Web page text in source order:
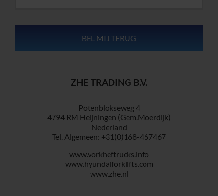
ZHE TRADING B.V.
Potenblokseweg 4
4794 RM Heijningen (Gem.Moerdijk)
Nederland
Tel. Algemeen: +31(0)168-467467
www.vorkheftrucks.info
www.hyundaiforklifts.com
www.zhe.nl